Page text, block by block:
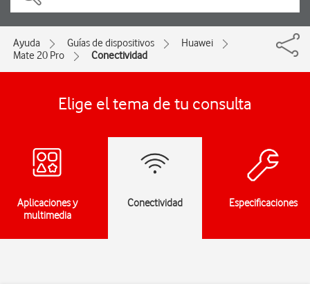
Ayuda Guías de dispositivos
Huawei
Mate 20 Pro
Conectividad
Elige el tema de tu consulta
Aplicaciones y
multimedia
Conectividad Especificaciones